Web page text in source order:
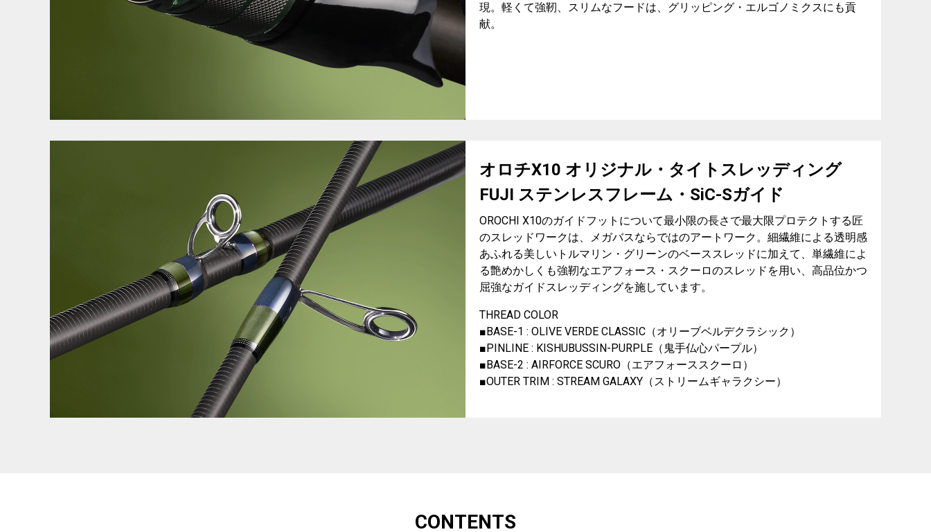
現。軽くて強靭、スリムなフードは、グリッピング・エルゴノミクスにも貢
献。
オロチX10 オリジナル・タイトスレッディング
FUJI ステンレスフレーム・SiC-Sガイド
OROCHI X10のガイドフットについて最小限の長さで最大限プロテクトする匠
のスレッドワークは、メガバスならではのアートワーク。細繊維による透明感
あふれる美しいトルマリン・グリーンのベーススレッドに加えて、単繊維によ
る艶めかしくも強靭なエアフォース・スクーロのスレッドを用い、高品位かつ
屈強なガイドスレッディングを施しています。
THREAD COLOR
■BASE-1 : OLIVE VERDE CLASSIC（オリーブベルデクラシック）
■PINLINE : KISHUBUSSIN-PURPLE（鬼手仏心パープル）
■BASE-2 : AIRFORCE SCURO（エアフォーススクーロ）
■OUTER TRIM : STREAM GALAXY（ストリームギャラクシー）
CONTENTS